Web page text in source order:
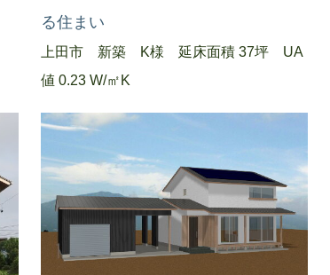
る住まい
上田市 新築 K様 延床面積 37坪 UA
値 0.23 W/㎡K